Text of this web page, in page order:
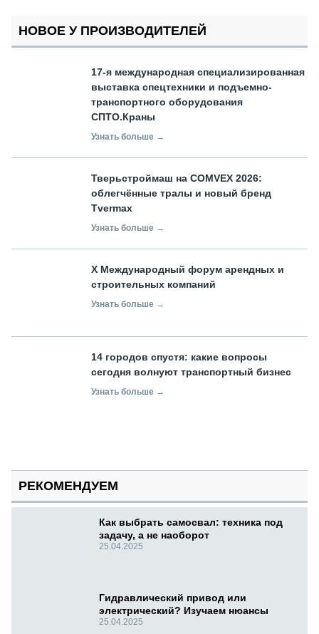
НОВОЕ У ПРОИЗВОДИТЕЛЕЙ
17-я международная специализированная
выставка спецтехники и подъемно-
транспортного оборудования
СПТО.Краны
Узнать больше →
Тверьстроймаш на COMVEX 2026:
облегчённые тралы и новый бренд
Tvermax
Узнать больше →
X Международный форум арендных и
строительных компаний
Узнать больше →
14 городов спустя: какие вопросы
сегодня волнуют транспортный бизнес
Узнать больше →
РЕКОМЕНДУЕМ
Как выбрать самосвал: техника под
задачу, а не наоборот
25.04.2025
Гидравлический привод или
электрический? Изучаем нюансы
25.04.2025